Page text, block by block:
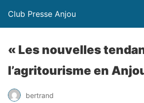
Club Presse Anjou
« Les nouvelles
l’agritourisme en
bertrand